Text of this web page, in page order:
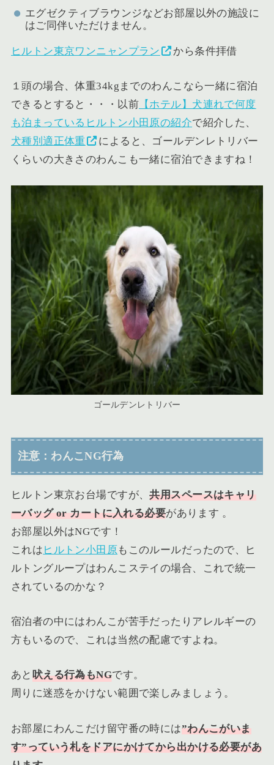
エグゼクティブラウンジなどお部屋以外の施設に
はご同伴いただけません。
ヒルトン東京ワンニャンプラン から条件拝借
１頭の場合、体重34kgまでのわんこなら一緒に宿泊
できるとすると・・・以前 【ホテル】犬連れで何度
も泊まっているヒルトン小田原の紹介で紹介した、
犬種別適正体重
によると、ゴールデンレトリバー
くらいの大きさのわんこも一緒に宿泊できますね！
ゴールデンレトリバー
注意：わんこNG行為
ヒルトン東京お台場ですが、共用スペースはキャリ
ーバッグ or カートに入れる必要があります 。
お部屋以外はNGです！
これは ヒルトン小田原もこのルールだったので、ヒ
ルトングループはわんこステイの場合、これで統一
されているのかな？
宿泊者の中にはわんこが苦手だったりアレルギーの
方もいるので、これは当然の配慮ですよね。
あと 吠える行為もNGです。
周りに迷惑をかけない範囲で楽しみましょう。
お部屋にわんこだけ留守番の時には”わんこがいま
す”っていう札をドアにかけてから出かける必要があ